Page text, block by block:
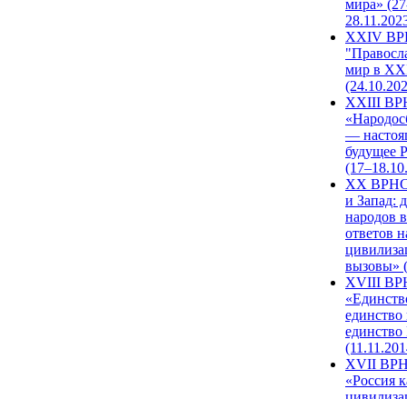
мира»
XXIV
мир в
XXIII
—
будущее
XX ВРНС
и Запад:
народов
ответов
вызовы»
XVIII
единство
единство
XVII
«Россия